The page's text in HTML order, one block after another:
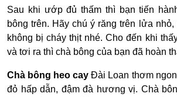
Sau khi ướp đủ thấm thì bạn tiến
bông trên. Hãy chú ý răng trên lửa
không bị cháy thịt nhé. Cho đến khi
và tơi ra thì chà bông của bạn đã hoàn
Chà bông heo cay Đài Loan thơm
đỏ hấp dẫn, đậm đà hương vị. Chà